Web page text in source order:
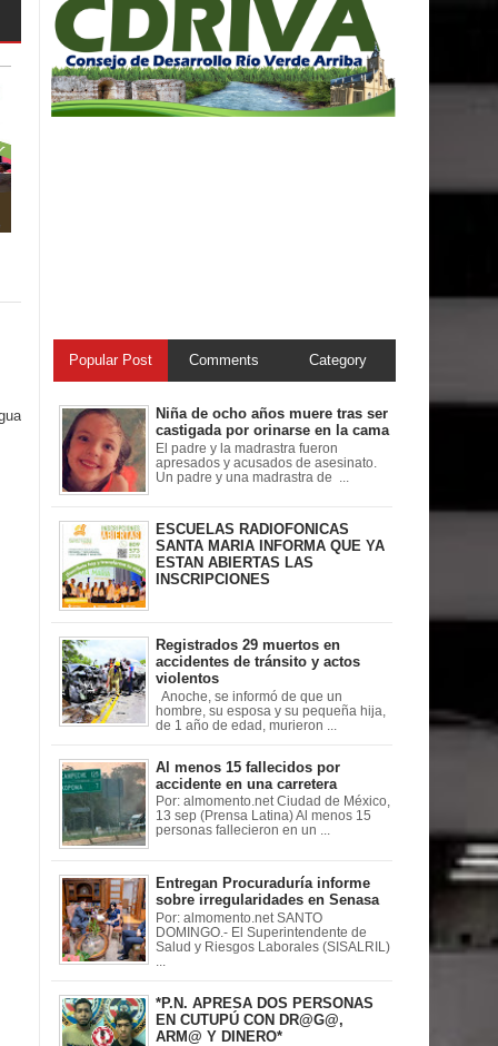
Popular Post Comments Category
Niña de ocho años muere tras ser
castigada por orinarse en la cama
El padre y la madrastra fueron
apresados y acusados de asesinato.
Un padre y una madrastra de ...
ESCUELAS RADIOFONICAS
SANTA MARIA INFORMA QUE YA
ESTAN ABIERTAS LAS
INSCRIPCIONES
Registrados 29 muertos en
accidentes de tránsito y actos
violentos
Anoche, se informó de que un
hombre, su esposa y su pequeña hija,
de 1 año de edad, murieron ...
Al menos 15 fallecidos por
accidente en una carretera
Por: almomento.net Ciudad de México,
13 sep (Prensa Latina) Al menos 15
personas fallecieron en un ...
Entregan Procuraduría informe
sobre irregularidades en Senasa
Por: almomento.net SANTO
DOMINGO.- El Superintendente de
Salud y Riesgos Laborales (SISALRIL)
*P.N. APRESA DOS PERSONAS
EN CUTUPÚ CON DR@G@,
ARM@ Y DINERO*